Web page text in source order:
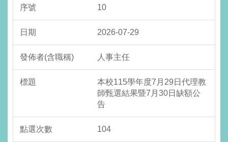
10
2026-07-29
人事主任
本校115學年度7月29日代理教
師甄選結果暨7月30日缺額公
告
104